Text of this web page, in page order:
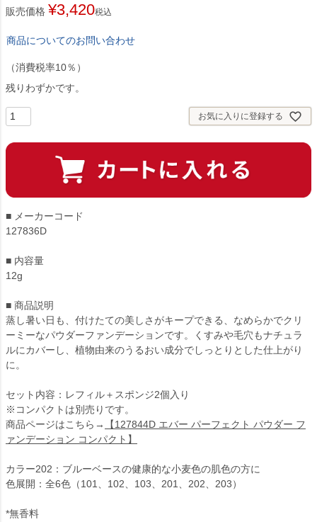
販売価格 ¥3,420税込
商品についてのお問い合わせ
（消費税率10％）
残りわずかです。
お気に入りに登録する
■ メーカーコード
127836D
■ 内容量
12g
■ 商品説明
蒸し暑い日も、付けたての美しさがキープできる、なめらかでクリ
ーミーなパウダーファンデーションです。くすみや毛穴もナチュラ
ルにカバーし、植物由来のうるおい成分でしっとりとした仕上がり
に。
セット内容：レフィル＋スポンジ2個入り
※コンパクトは別売りです。
商品ページはこちら→
【127844D エバー パーフェクト パウダー フ
ァンデーション コンパクト】
カラー202：ブルーベースの健康的な小麦色の肌色の方に
色展開：全6色（101、102、103、201、202、203）
*無香料